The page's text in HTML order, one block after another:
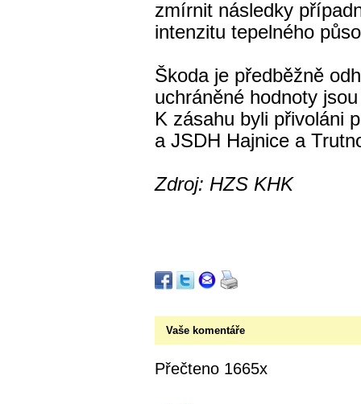
zmírnit následky
intenzitu tepelného
Škoda je předběžně
uchráněné hodnoty
K zásahu byli přivoláni
a JSDH Hajnice a
Zdroj: HZS KHK
Vaše komentáře
Přečteno 1665x